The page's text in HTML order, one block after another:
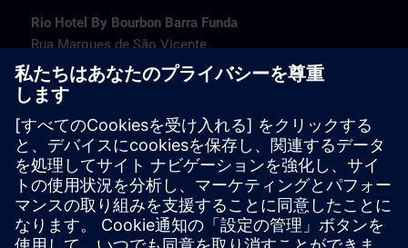
Rio Hotel By Bourbon Barra Funda
Rua Marques de São Vicente
77 - Barra Funda, São Paulo – SP
Transamerica Fit Villa Lobos
Av. Jaguaré
1664 - Jaguaré, São Paulo – SP
Travel information
PT/EN:MAPA SITRAIN SP (PDF) >